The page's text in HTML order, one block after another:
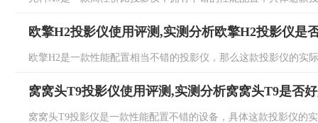
欧擎H2投影仪使用评测,实测分析欧擎H2投影仪是
欧擎H2是一款性能配置相当不错的投影仪，那么这款投影仪的实
窝窝头T9投影仪使用评测,实测分析窝窝头T9是否
窝窝头T9投影仪是一款性能配置不错的设备，具体这款投影仪的